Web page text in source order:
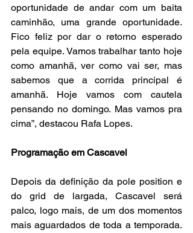
oportunidade de andar com um baita
caminhão, uma grande oportunidade.
Fico feliz por dar o retorno esperado
pela equipe. Vamos trabalhar tanto hoje
como amanhã, ver como vai ser, mas
sabemos que a corrida principal é
amanhã. Hoje vamos com cautela
pensando no domingo. Mas vamos pra
cima”, destacou Rafa Lopes.
Programação em Cascavel
Depois da definição da pole position e
do grid de largada, Cascavel será
palco, logo mais, de um dos momentos
mais aguardados de toda a temporada.